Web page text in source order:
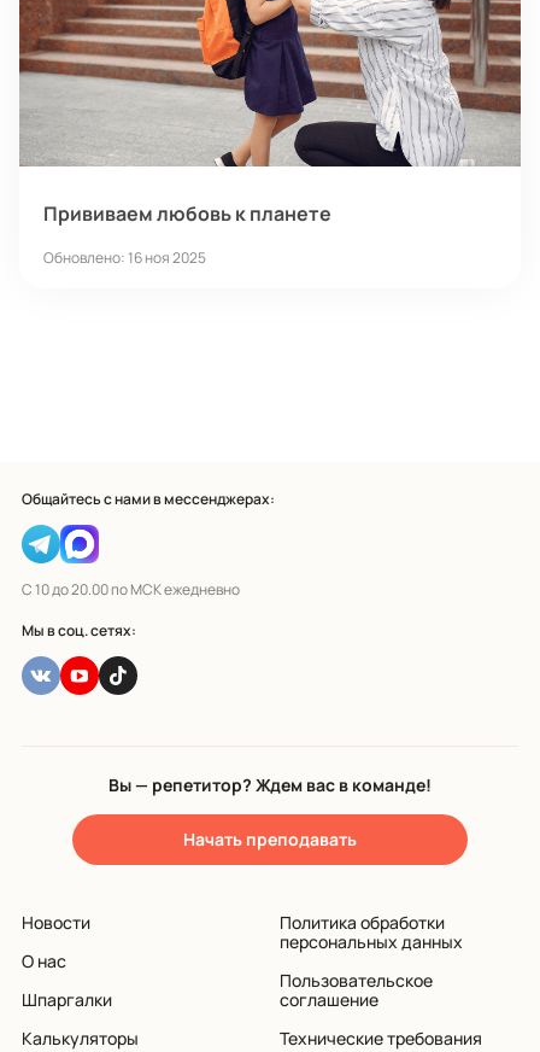
Прививаем любовь к планете
Обновлено: 16 ноя 2025
Общайтесь с нами в мессенджерах:
С 10 до 20.00 по МСК ежедневно
Мы в соц. сетях:
Вы — репетитор? Ждем вас в команде!
Начать преподавать
Новости
О нас
Шпаргалки
Калькуляторы
Политика обработки
персональных данных
Пользовательское
соглашение
Технические требования